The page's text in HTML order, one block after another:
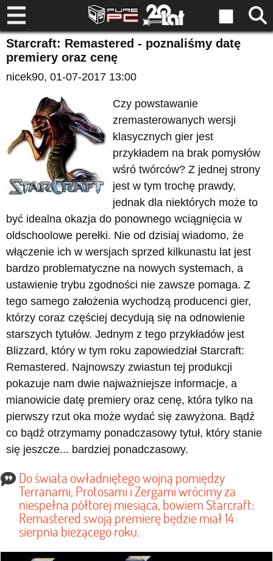
Starcraft: Remastered - poznaliśmy datę
premiery oraz cenę
nicek90, 01-07-2017 13:00
Czy powstawanie
zremasterowanych wersji
klasycznych gier jest
przykładem na brak pomysłów
wśró twórców? Z jednej strony
jest w tym trochę prawdy,
jednak dla niektórych może to
być idealna okazja do ponownego wciągnięcia w
oldschoolowe perełki. Nie od dzisiaj wiadomo, że
włączenie ich w wersjach sprzed kilkunastu lat jest
bardzo problematyczne na nowych systemach, a
ustawienie trybu zgodności nie zawsze pomaga. Z
tego samego założenia wychodzą producenci gier,
którzy coraz częściej decydują się na odnowienie
starszych tytułów. Jednym z tego przykładów jest
Blizzard, który w tym roku zapowiedział Starcraft:
Remastered. Najnowszy zwiastun tej produkcji
pokazuje nam dwie najważniejsze informacje, a
mianowicie datę premiery oraz cenę, która tylko na
pierwszy rzut oka może wydać się zawyżona. Bądź
co bądź otrzymamy ponadczasowy tytuł, który stanie
się jeszcze... bardziej ponadczasowy.
Do świata owładniętego wojną pomiędzy
Terranami, Protosami i Zergami wrócimy za
niespełna półtorej miesiąca, bowiem Starcraft:
Remastered swoją premierę będzie miał 14
sierpnia bieżącego roku.